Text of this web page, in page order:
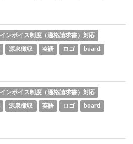
インボイス制度（適格請求書）対応
源泉徴収 英語 ロゴ board
インボイス制度（適格請求書）対応
源泉徴収 英語 ロゴ board